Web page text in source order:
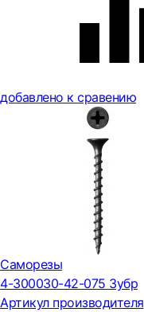
добавлено к сравению
Саморезы
4-300030-42-075 Зубр
Артикул производителя